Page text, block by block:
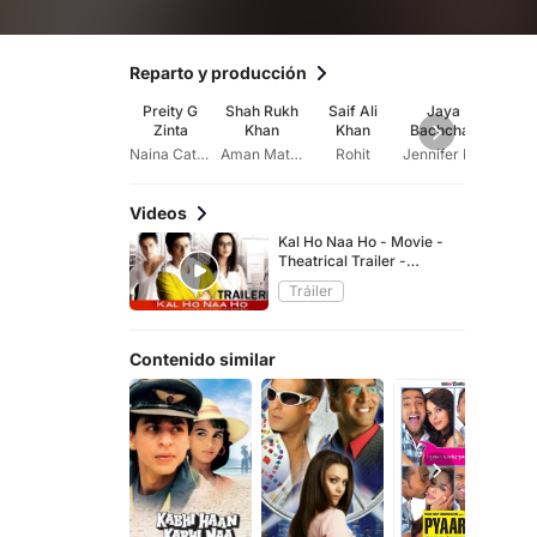
Reparto y producción
Preity G
Zinta
Naina Catherine Kapur
Shah Rukh
Khan
Aman Mathur
Saif Ali
Khan
Rohit
Jaya
Bachchan
Videos
Kal Ho Naa Ho - Movie -
Theatrical Trailer -
Shahrukh Khan, Saif Ali
Khan, Preity Zinta
Tráiler
Contenido similar